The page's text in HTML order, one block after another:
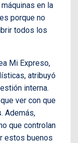
en la
porque no
todos los
Mi Expreso,
atribuyó
interna.
ver con que
. Además,
que controlan
estos buenos